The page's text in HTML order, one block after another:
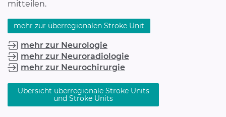
mitteilen.
mehr zur überregionalen Stroke Unit
mehr zur Neurologie
mehr zur Neuroradiologie
mehr zur Neurochirurgie
Übersicht überregionale Stroke Units
und Stroke Units